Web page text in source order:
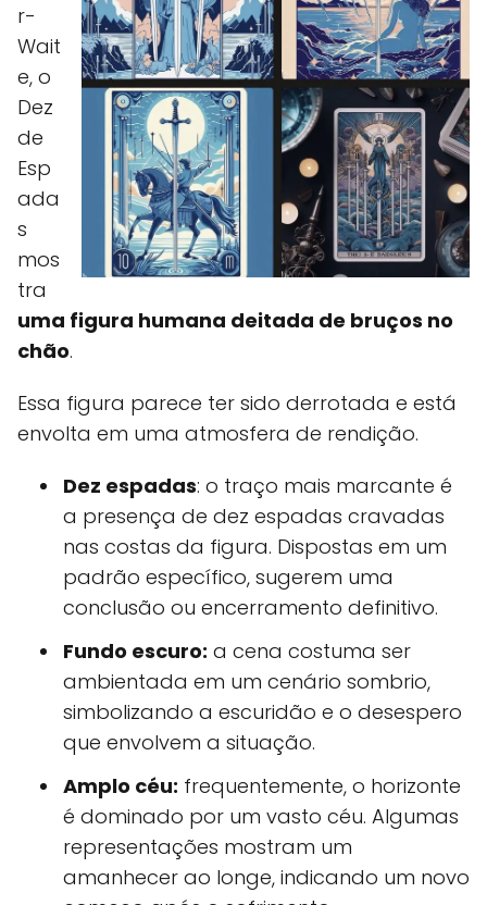
r-
Wait
e, o
Dez
de
Esp
ada
s
mos
tra
uma figura humana deitada de bruços no
chão.
Essa figura parece ter sido derrotada e está
envolta em uma atmosfera de rendição.
Dez espadas: o traço mais marcante é
a presença de dez espadas cravadas
nas costas da figura. Dispostas em um
padrão específico, sugerem uma
conclusão ou encerramento definitivo.
Fundo escuro: a cena costuma ser
ambientada em um cenário sombrio,
simbolizando a escuridão e o desespero
que envolvem a situação.
Amplo céu: frequentemente, o horizonte
é dominado por um vasto céu. Algumas
representações mostram um
amanhecer ao longe, indicando um novo